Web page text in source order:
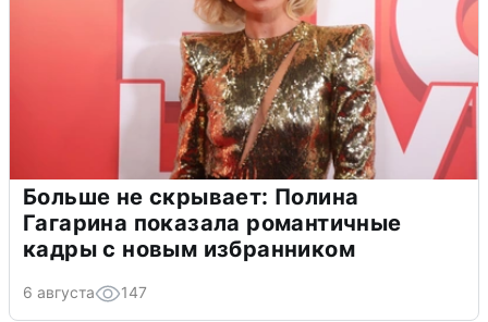
Больше не скрывает: Полина
Гагарина показала романтичные
кадры с новым избранником
6 августа 147